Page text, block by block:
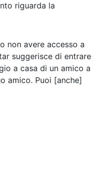
riguarda la
non avere accesso a
suggerisce di entrare
a casa di un amico a
amico. Puoi [anche]